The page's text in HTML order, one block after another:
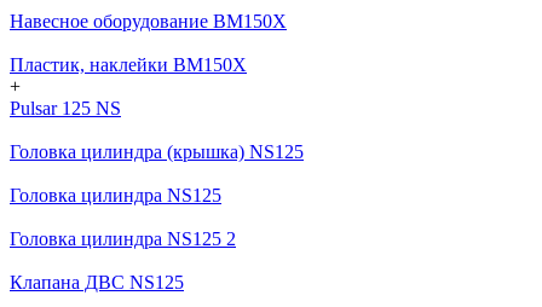
Навесное оборудование BM150X
Пластик, наклейки BM150X
+
Pulsar 125 NS
Головка цилиндра (крышка) NS125
Головка цилиндра NS125
Головка цилиндра NS125 2
Клапана ДВС NS125